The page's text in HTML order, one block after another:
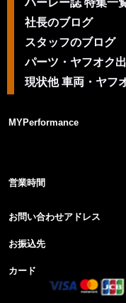
社長のブログ
スタッフのブログ
パーツ・ヤフオク
現状他 車両・ヤフ
MYPerformance
営業時間
お問い合わせアドレス
お振込先
カード